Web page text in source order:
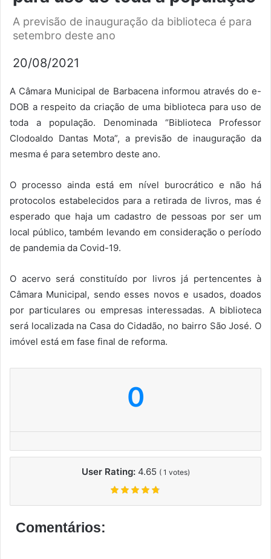
A previsão de inauguração da biblioteca é para
setembro deste ano
20/08/2021
A Câmara Municipal de Barbacena informou através do e-
DOB a respeito da criação de uma biblioteca para uso de
toda a população. Denominada “Biblioteca Professor
Clodoaldo Dantas Mota”, a previsão de inauguração da
mesma é para setembro deste ano.
O processo ainda está em nível burocrático e não há
protocolos estabelecidos para a retirada de livros, mas é
esperado que haja um cadastro de pessoas por ser um
local público, também levando em consideração o período
de pandemia da Covid-19.
O acervo será constituído por livros já pertencentes à
Câmara Municipal, sendo esses novos e usados, doados
por particulares ou empresas interessadas. A biblioteca
será localizada na Casa do Cidadão, no bairro São José. O
imóvel está em fase final de reforma.
0
User Rating: 4.65 ( 1 votes)
Comentários: